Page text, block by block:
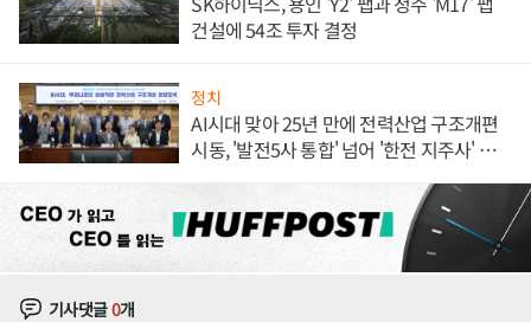
건설에 54조 투자 결정
정치
AI시대 맞아 25년 만에 전력산업 구조개편
시동, '발전5사 통합' 넘어 '한전 지주사' 재편
기사댓글0개